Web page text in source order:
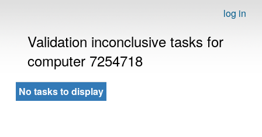
log in
Validation inconclusive tasks for
computer 7254718
No tasks to display